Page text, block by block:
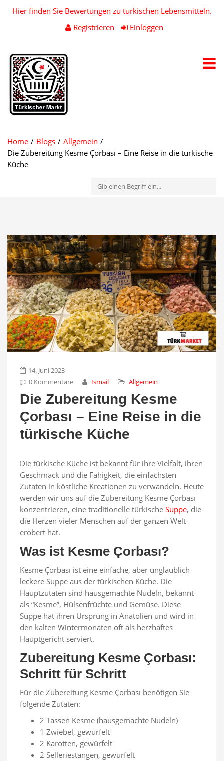
Hier finden Sie Bewertungen zu türkischen Lebensmitteln.
Registrieren
Einloggen
Home Blogs
Allgemein
Die Zubereitung Kesme Çorbası – Eine Reise in die türkische
Küche
14. Juni 2023
0 Kommentare
Ismail Allgemein
Die Zubereitung Kesme
Çorbası – Eine Reise in die
türkische Küche
Die türkische Küche ist bekannt für ihre Vielfalt, ihren
Geschmack und die Fähigkeit, die einfachsten
Zutaten in köstliche Kreationen zu verwandeln. Heute
werden wir uns auf die Zubereitung Kesme Çorbası
konzentrieren, eine traditionelle türkische Suppe, die
die Herzen vieler Menschen auf der ganzen Welt
erobert hat.
Was ist Kesme Çorbası?
Kesme Çorbası ist eine einfache, aber unglaublich
leckere Suppe aus der türkischen Küche. Die
Hauptzutaten sind hausgemachte Nudeln, bekannt
als “Kesme”, Hülsenfrüchte und Gemüse. Diese
Suppe hat ihren Ursprung in Anatolien und wird in
den kalten Wintermonaten oft als herzhaftes
Hauptgericht serviert.
Zubereitung Kesme Çorbası:
Schritt für Schritt
Für die Zubereitung Kesme Çorbası benötigen Sie
folgende Zutaten:
2 Tassen Kesme (hausgemachte Nudeln)
1 Zwiebel, gewürfelt
2 Karotten, gewürfelt
2 Selleriestangen, gewürfelt